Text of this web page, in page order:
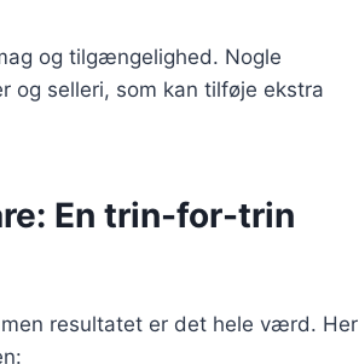
og tilgængelighed. Nogle
og selleri, som kan tilføje ekstra
En trin-for-trin
resultatet er det hele værd. Her